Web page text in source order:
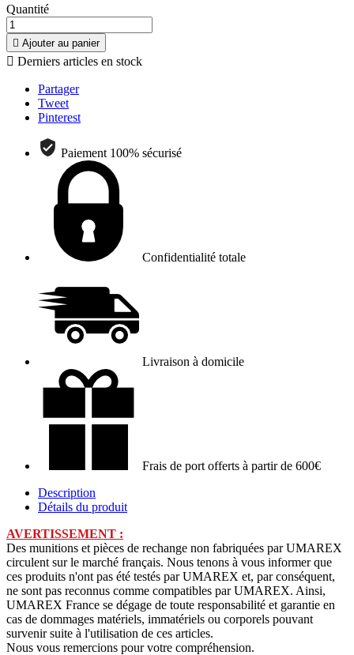
Quantité
 Ajouter au panier
 Derniers articles en stock
Partager
Tweet
Pinterest
Paiement 100% sécurisé
Confidentialité totale
Livraison à domicile
Frais de port offerts à partir de 600€
Description
Détails du produit
AVERTISSEMENT :
Des munitions et pièces de rechange non fabriquées par UMAREX
circulent sur le marché français. Nous tenons à vous informer que
ces produits n'ont pas été testés par UMAREX et, par conséquent,
ne sont pas reconnus comme compatibles par UMAREX. Ainsi,
UMAREX France se dégage de toute responsabilité et garantie en
cas de dommages matériels, immatériels ou corporels pouvant
survenir suite à l'utilisation de ces articles.
Nous vous remercions pour votre compréhension.